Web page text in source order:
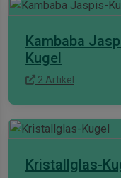
Kambaba
Kugel
2 Artikel
Kristallglas-